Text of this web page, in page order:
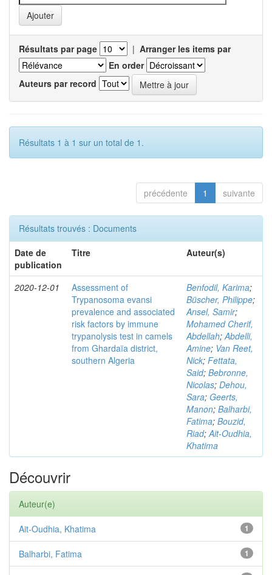
Résultats par page | Arranger les items par
En order
Auteurs par record
Résultats 1 à 1 sur un total de 1.
précédente 1 suivante
Résultats trouvés : Documents
Date de
publication
Titre Auteur(s)
2020-12-01
Assessment of
Trypanosoma evansi
prevalence and associated
risk factors by immune
trypanolysis test in camels
from Ghardaïa district,
southern Algeria
Benfodil, Karima;
Büscher, Philippe;
Ansel, Samir;
Mohamed Cherif,
Abdellah;Abdelli,
Amine; Van Reet,
Nick; Fettata,
Said; Bebronne,
Nicolas; Dehou,
Sara; Geerts,
Manon; Balharbi,
Fatima; Bouzid,
Riad;Ait-Oudhia,
Khatima
Découvrir
Auteur(e)
1
Ait-Oudhia, Khatima
1
Balharbi, Fatima